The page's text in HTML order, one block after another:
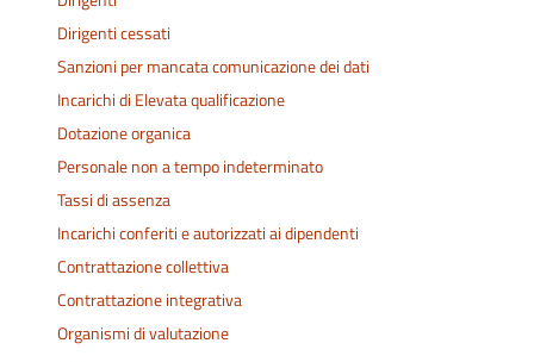
Dirigenti cessati
Sanzioni per mancata comunicazione dei dati
Incarichi di Elevata qualificazione
Dotazione organica
Personale non a tempo indeterminato
Tassi di assenza
Incarichi conferiti e autorizzati ai dipendenti
Contrattazione collettiva
Contrattazione integrativa
Organismi di valutazione